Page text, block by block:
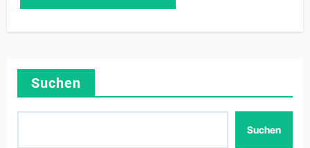
Suchen
Suchen